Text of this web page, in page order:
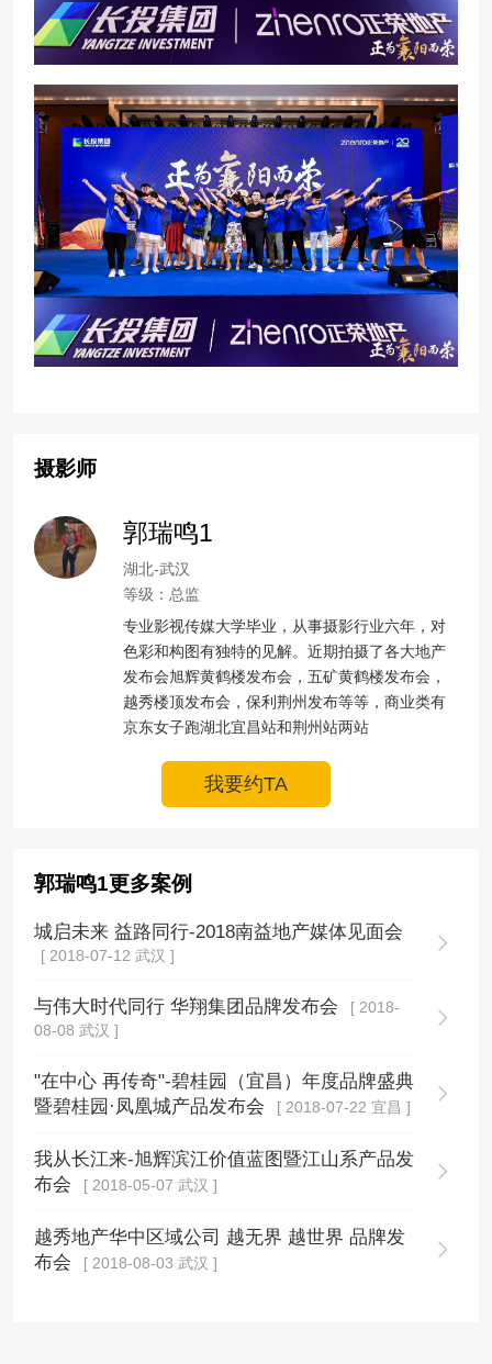
摄影师
郭瑞鸣1
湖北-武汉
等级：总监
专业影视传媒大学毕业，从事摄影行业六年，对
色彩和构图有独特的见解。近期拍摄了各大地产
发布会旭辉黄鹤楼发布会，五矿黄鹤楼发布会，
越秀楼顶发布会，保利荆州发布等等，商业类有
京东女子跑湖北宜昌站和荆州站两站
我要约TA
郭瑞鸣1更多案例
城启未来 益路同行-2018南益地产媒体见面会
[ 2018-07-12 武汉 ]
与伟大时代同行 华翔集团品牌发布会
[ 2018-
08-08 武汉 ]
"在中心 再传奇"-碧桂园（宜昌）年度品牌盛典
暨碧桂园·凤凰城产品发布会
[ 2018-07-22 宜昌 ]
我从长江来-旭辉滨江价值蓝图暨江山系产品发
布会
[ 2018-05-07 武汉 ]
越秀地产华中区域公司 越无界 越世界 品牌发
布会
[ 2018-08-03 武汉 ]